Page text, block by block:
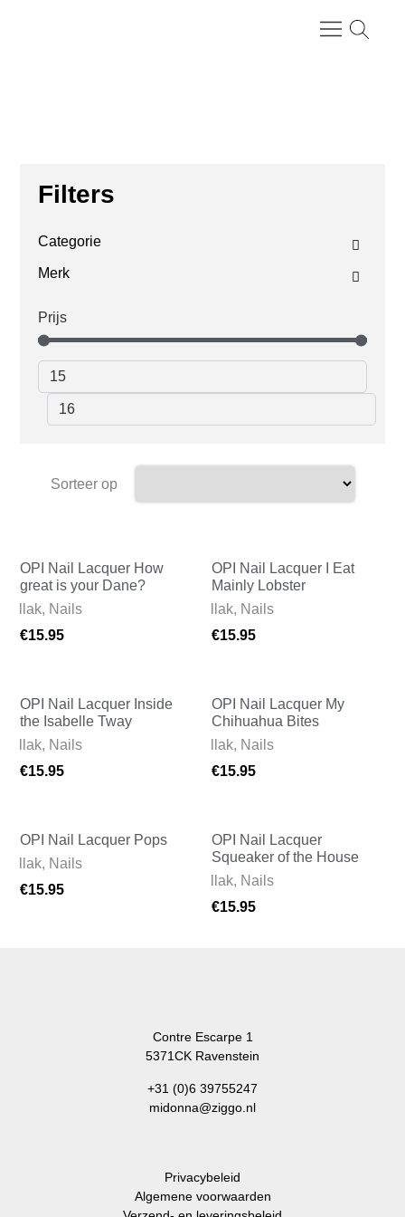
Filters
Categorie
Merk
Prijs
Sorteer op
, Nails
OPI Nail Lacquer How
great is your Dane?
€15.95
Nagellak, Nails
OPI Nail Lacquer I Eat
Mainly Lobster
€15.95
, Nails
OPI Nail Lacquer Inside
the Isabelle Tway
€15.95
Nagellak, Nails
OPI Nail Lacquer My
Chihuahua Bites
€15.95
, Nails
OPI Nail Lacquer Pops
€15.95
Nagellak, Nails
OPI Nail Lacquer
Squeaker of the House
€15.95
Contre Escarpe 1
5371CK Ravenstein
+31 (0)6 39755247
midonna@ziggo.nl
Privacybeleid
Algemene voorwaarden